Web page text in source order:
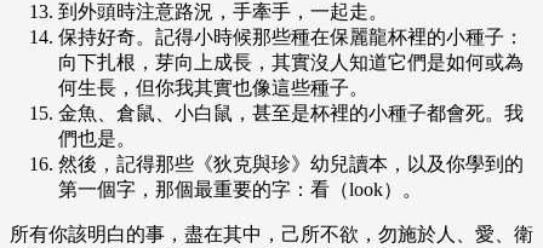
到外頭時注意路況，手牽手，一起走。
保持好奇。記得小時候那些種在保麗龍杯裡的小種子：
向下扎根，芽向上成長，其實沒人知道它們是如何或為
何生長，但你我其實也像這些種子。
金魚、倉鼠、小白鼠，甚至是杯裡的小種子都會死。我
們也是。
然後，記得那些《狄克與珍》幼兒讀本，以及你學到的
第一個字，那個最重要的字：看（look）。
所有你該明白的事，盡在其中，己所不欲，勿施於人、愛、衛